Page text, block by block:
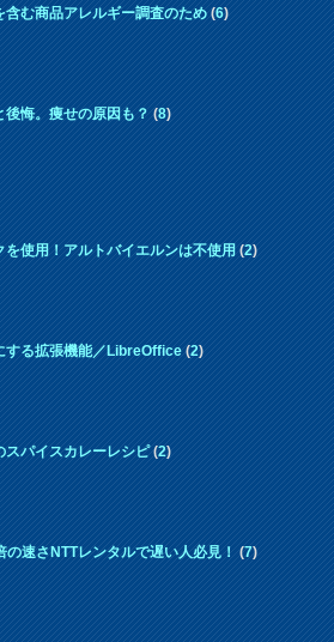
含む商品アレルギー調査のため(6)
後悔。痩せの原因も？(8)
を使用！アルトバイエルンは不使用(2)
する拡張機能／LibreOffice(2)
スパイスカレーレシピ(2)
速さNTTレンタルで遅い人必見！(7)